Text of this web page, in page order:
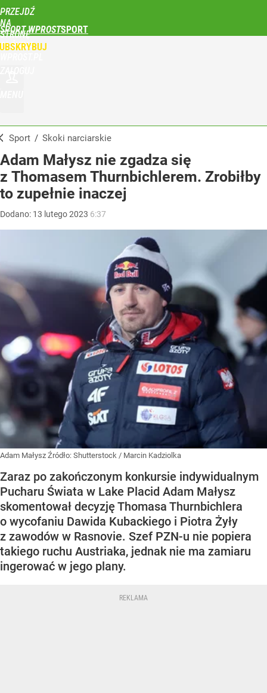
PRZEJDŹ
NA
STRONĘ
GŁÓWNĄ
SPORT WPROST
Sport / Skoki narciarskie
Adam Małysz nie zgadza się
z Thomasem Thurnbichlerem. Zrobiłby
to zupełnie inaczej
Dodano: 13 lutego2023 6:37
Adam Małysz Źródło: Shutterstock / Marcin Kadziolka
Zaraz po zakończonym konkursie indywidualnym
Pucharu Świata w Lake Placid Adam Małysz
skomentował decyzję Thomasa Thurnbichlera
o wycofaniu Dawida Kubackiego i Piotra Żyły
z zawodów w Rasnovie. Szef PZN-u nie popiera
takiego ruchu Austriaka, jednak nie ma zamiaru
ingerować w jego plany.